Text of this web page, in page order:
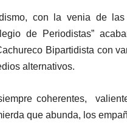
con la venia de
de Periodistas”
Bipartidista con
alternativos.
coherentes,
que abunda, los